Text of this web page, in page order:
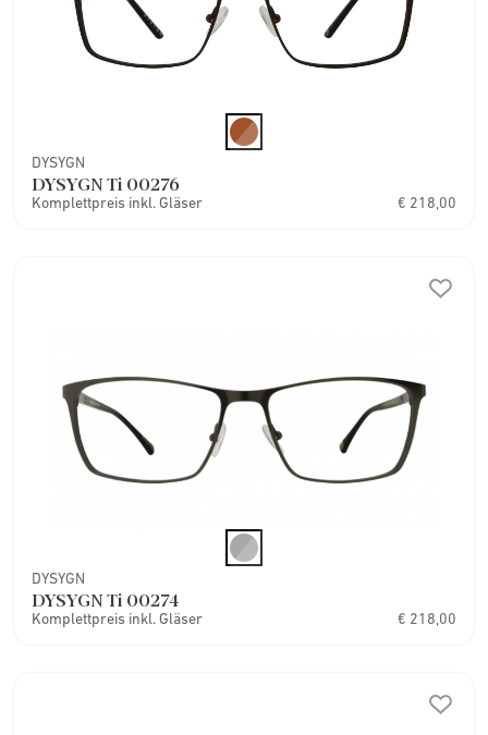
DYSYGN
DYSYGN Ti 00276
Komplettpreis inkl. Gläser € 218,00
DYSYGN
DYSYGN Ti 00274
Komplettpreis inkl. Gläser € 218,00